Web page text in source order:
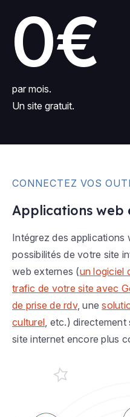
0€
par mois.
Un site gratuit.
CONNECTEZ VOS
Applications web
Intégrez des applications
possibilités de votre site
web externes (un logiciel
trafic de votre site avec
de prise de rdv, une
culturel, etc.) directement
site internet encore plus